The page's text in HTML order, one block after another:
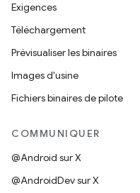
Exigences
Téléchargement
Prévisualiser les binaires
Images d'usine
Fichiers binaires de pilote
COMMUNIQUER
@Android sur X
@AndroidDev sur X